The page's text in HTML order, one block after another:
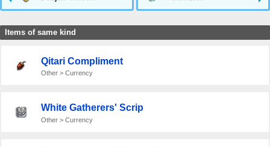
Items of same kind
Qitari Compliment
Other > Currency
White Gatherers' Scrip
Other > Currency